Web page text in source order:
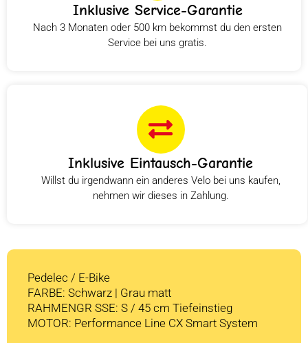
Inklusive Service-Garantie
Nach 3 Monaten oder 500 km bekommst du den ersten
Service bei uns gratis.
Inklusive Eintausch-Garantie
Willst du irgendwann ein anderes Velo bei uns kaufen,
nehmen wir dieses in Zahlung.
Pedelec / E-Bike
FARBE: Schwarz | Grau matt
RAHMENGR SSE: S / 45 cm Tiefeinstieg
MOTOR: Performance Line CX Smart System